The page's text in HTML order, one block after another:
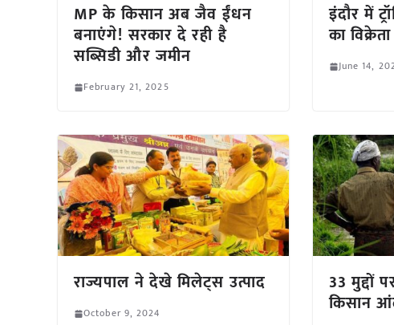
MP के किसान अब जैव ईंधन
बनाएंगे! सरकार दे रही है
सब्सिडी और जमीन
February 21, 2025
इंदौर में
का
June 14,
राज्यपाल ने देखे मिलेट्स उत्पाद
October 9, 2024
33 मुद्दों
किसान